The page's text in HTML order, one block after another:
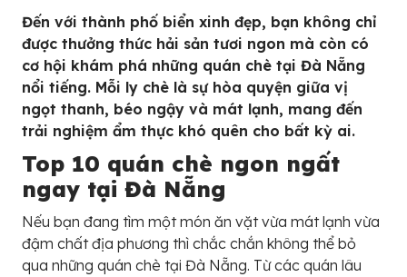
Đến với thành phố biển xinh đẹp, bạn không chỉ
được thưởng thức hải sản tươi ngon mà còn có
cơ hội khám phá những quán chè tại Đà Nẵng
nổi tiếng. Mỗi ly chè là sự hòa quyện giữa vị
ngọt thanh, béo ngậy và mát lạnh, mang đến
trải nghiệm ẩm thực khó quên cho bất kỳ ai.
Top 10 quán chè ngon ngất
ngay tại Đà Nẵng
Nếu bạn đang tìm một món ăn vặt vừa mát lạnh vừa
đậm chất địa phương thì chắc chắn không thể bỏ
qua những quán chè tại Đà Nẵng. Từ các quán lâu